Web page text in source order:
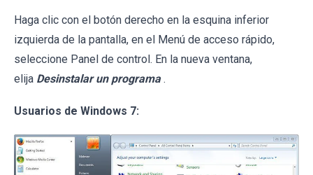
Haga clic con el botón derecho en la esquina inferior
izquierda de la pantalla, en el Menú de acceso rápido,
seleccione Panel de control. En la nueva ventana,
elija Desinstalar un programa .
Usuarios de Windows 7: